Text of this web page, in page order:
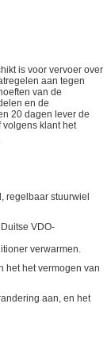
is voor vervoer over
aan tegen
van de
en de
20 dagen lever de
volgens klant het
regelbaar stuurwiel
VDO-
verwarmen.
het het vermogen van
aan, en het